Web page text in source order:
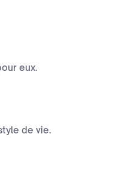
eux.
de vie.